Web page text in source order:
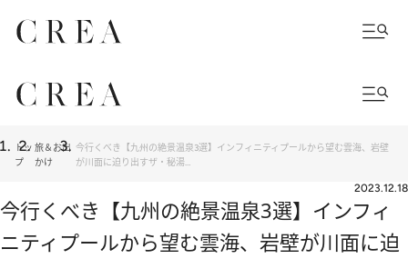
トッ
プ
旅＆お出
かけ
今行くべき【九州の絶景温泉3選】インフィニティプールから望む雲海、岩壁
が川面に迫り出すザ・秘湯…
2023.12.18
今行くべき【九州の絶景温泉3選】インフィ
ニティプールから望む雲海、岩壁が川面に迫